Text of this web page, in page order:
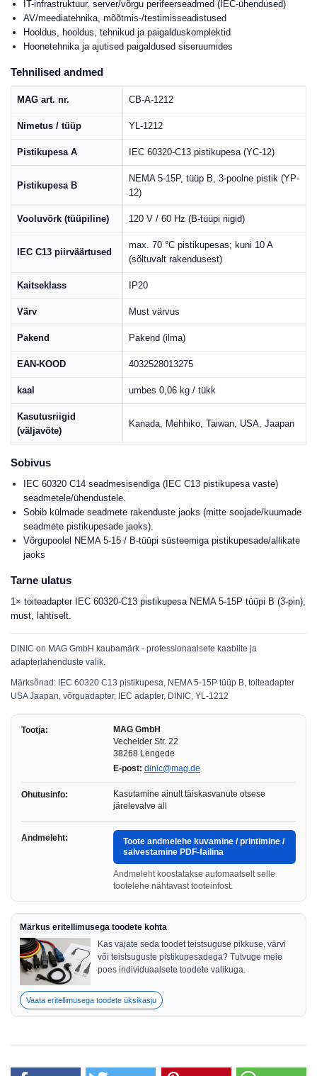
IT-infrastruktuur, server/võrgu perifeerseadmed (IEC-ühendused)
AV/meediatehnika, mõõtmis-/testimisseadistused
Hooldus, hooldus, tehnikud ja paigalduskomplektid
Hoonetehnika ja ajutised paigaldused siseruumides
Tehnilised andmed
MAG art. nr. CB-A-1212
Nimetus / tüüp YL-1212
Pistikupesa A IEC 60320-C13 pistikupesa (YC-12)
Pistikupesa B
NEMA 5-15P, tüüp B, 3-poolne pistik (YP-
12)
Vooluvõrk (tüüpiline) 120 V / 60 Hz (B-tüüpi riigid)
IEC C13 piirväärtused
max. 70 °C pistikupesas; kuni 10 A
(sõltuvalt rakendusest)
Kaitseklass IP20
Värv Must värvus
Pakend Pakend (ilma)
EAN-KOOD 4032528013275
kaal umbes 0,06 kg / tükk
Kasutusriigid
(väljavõte)
Kanada, Mehhiko, Taiwan, USA, Jaapan
Sobivus
IEC 60320 C14 seadmesisendiga (IEC C13 pistikupesa vaste)
seadmetele/ühendustele.
Sobib külmade seadmete rakenduste jaoks (mitte soojade/kuumade
seadmete pistikupesade jaoks).
Võrgupoolel NEMA 5-15 / B-tüüpi süsteemiga pistikupesade/allikate
jaoks
Tarne ulatus
1× toiteadapter IEC 60320-C13 pistikupesa NEMA 5-15P tüüpi B (3-pin),
must, lahtiselt.
DINIC on MAG GmbH kaubamärk - professionaalsete kaablite ja
adapterlahenduste valik.
Märksõnad: IEC 60320 C13 pistikupesa, NEMA 5-15P tüüp B, toiteadapter
USA Jaapan, võrguadapter, IEC adapter, DINIC, YL-1212
Tootja:
MAG GmbH
Vechelder Str. 22
38268 Lengede
E-post: dinic@mag.de
Ohutusinfo:
Kasutamine ainult täiskasvanute otsese
järelevalve all
Andmeleht:
Toote andmelehe kuvamine / printimine /
salvestamine PDF-failina
Andmeleht koostatakse automaatselt selle
tootelehe nähtavast tooteinfost.
Märkus eritellimusega toodete kohta
Kas vajate seda toodet teistsuguse pikkuse, värvi
või teistsuguste pistikupesadega? Tutvuge meie
poes individuaalsete toodete valikuga.
Vaata eritellimusega toodete üksikasju